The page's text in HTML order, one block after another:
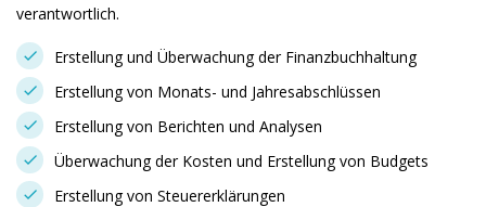
verantwortlich.
Erstellung und Überwachung der Finanzbuchhaltung
Erstellung von Monats- und Jahresabschlüssen
Erstellung von Berichten und Analysen
Überwachung der Kosten und Erstellung von Budgets
Erstellung von Steuererklärungen